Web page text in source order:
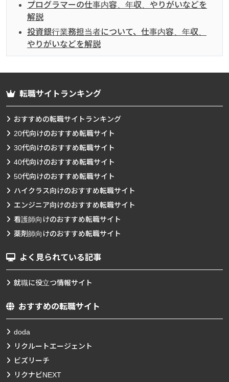
プログラマーの仕事内容、年収、やりがいなどを
解説
投資銀行業務担当者について、仕事内容、年収、
やりがいなどを解説
転職サイトランキング
おすすめの転職サイトランキング
20代向けのおすすめ転職サイト
30代向けのおすすめ転職サイト
40代向けのおすすめ転職サイト
50代向けのおすすめ転職サイト
ハイクラス向けのおすすめ転職サイト
エンジニア向けのおすすめ転職サイト
看護師向けのおすすめ転職サイト
薬剤師向けのおすすめ転職サイト
よく見られている記事
就職に役立つ情報サイト
おすすめの転職サイト
doda
リクルートエージェント
ビズリーチ
リクナビNEXT